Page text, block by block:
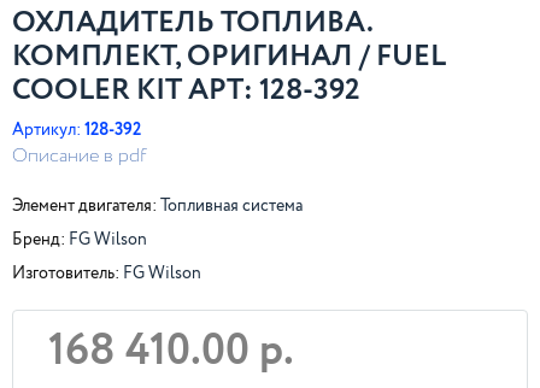
ОХЛАДИТЕЛЬ ТОПЛИВА.
КОМПЛЕКТ, ОРИГИНАЛ / FUEL
COOLER KIT АРТ: 128-392
Артикул: 128-392
Описание в pdf
Элемент двигателя: Топливная система
Бренд: FG Wilson
Изготовитель: FG Wilson
168 410.00 р.